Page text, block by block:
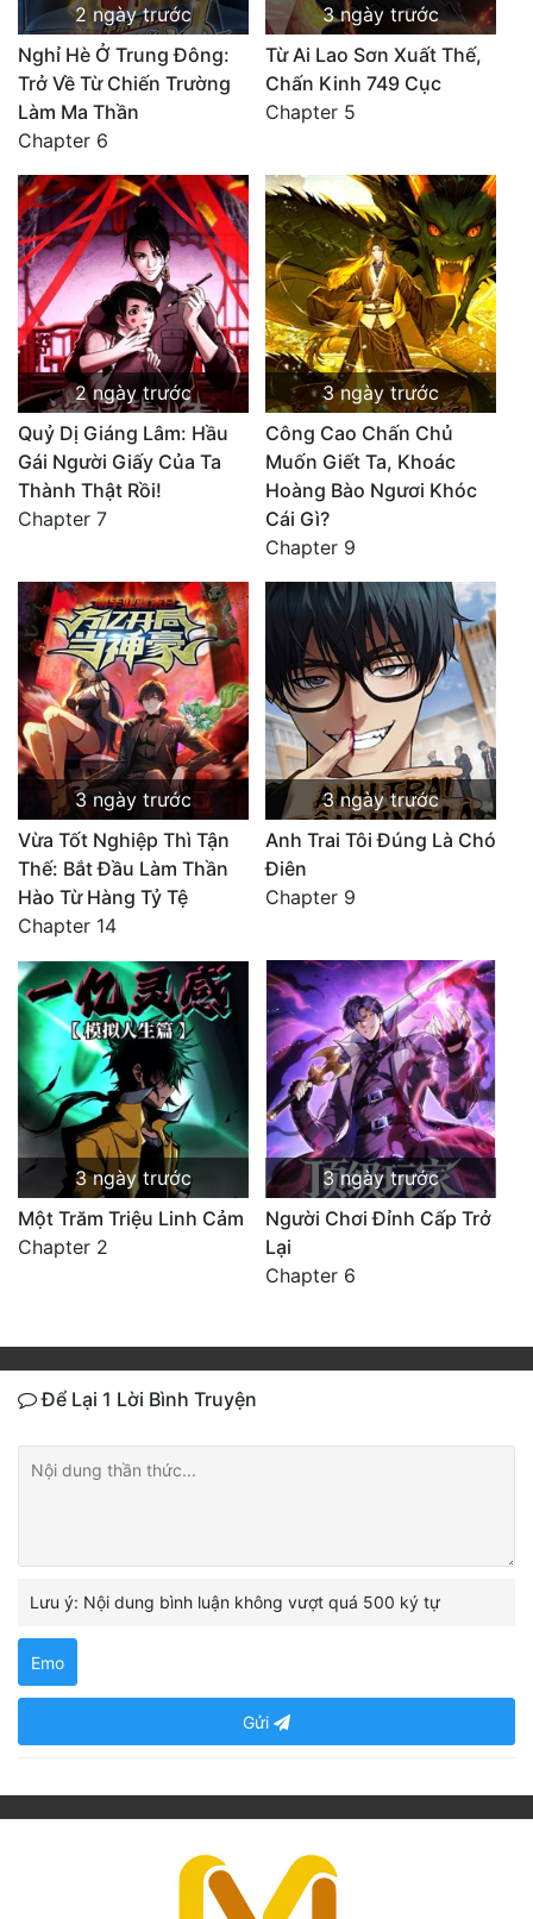
2 ngày trước
Nghỉ Hè Ở Trung Đông:
Trở Về Từ Chiến Trường
Làm Ma Thần
Chapter 6
3 ngày trước
Từ Ai Lao Sơn Xuất Thế,
Chấn Kinh 749 Cục
Chapter 5
2 ngày trước
Quỷ Dị Giáng Lâm: Hầu
Gái Người Giấy Của Ta
Thành Thật Rồi!
Chapter 7
3 ngày trước
Công Cao Chấn Chủ
Muốn Giết Ta, Khoác
Hoàng Bào Ngươi Khóc
Cái Gì?
Chapter 9
3 ngày trước
Vừa Tốt Nghiệp Thì Tận
Thế: Bắt Đầu Làm Thần
Hào Từ Hàng Tỷ Tệ
Chapter 14
3 ngày trước
Anh Trai Tôi Đúng Là Chó
Điên
Chapter 9
3 ngày trước
Một Trăm Triệu Linh Cảm
Chapter 2
3 ngày trước
Người Chơi Đỉnh Cấp Trở
Lại
Chapter 6
Để Lại 1 Lời Bình Truyện
Lưu ý: Nội dung bình luận không vượt quá 500 ký tự
Emo
Gửi